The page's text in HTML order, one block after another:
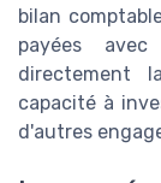
bilan
payées
directement
capacité à
d'autres